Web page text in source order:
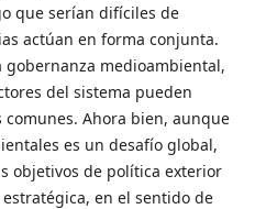
que serían difíciles de
actúan en forma conjunta.
gobernanza medioambiental,
del sistema pueden
Ahora bien, aunque
es un desafío global,
objetivos de política exterior
en el sentido de